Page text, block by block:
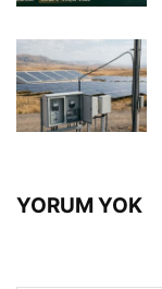
YORUM YOK